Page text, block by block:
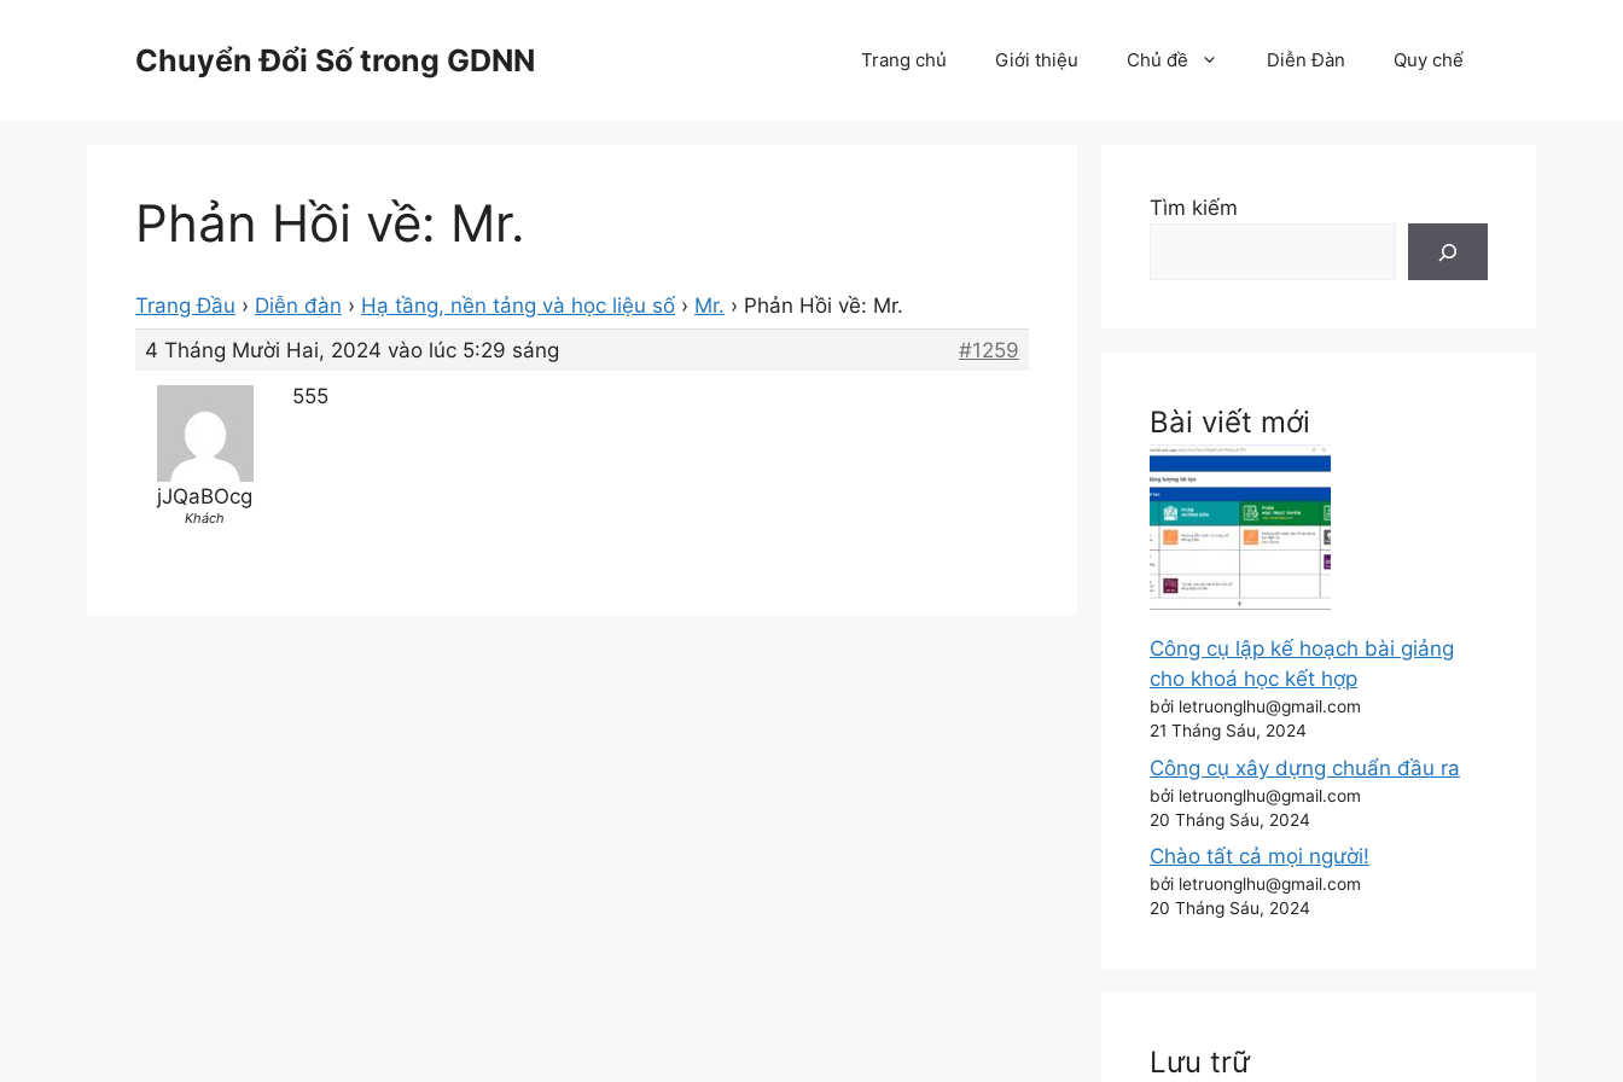
Chuyển Đổi Số trong GDNN Trang chủ Giới thiệu Chủ đề Diễn Đàn Quy chế
Phản Hồi về: Mr.
Trang Đầu › Diễn đàn › Hạ tầng, nền tảng và học liệu số › Mr. › Phản Hồi về: Mr.
4 Tháng Mười Hai, 2024 vào lúc 5:29 sáng
#1259
jJQaBOcg
Khách
555
Tìm kiếm
Bài viết mới
Công cụ lập kế hoạch bài giảng
cho khoá học kết hợp
bởi letruonglhu@gmail.com
21 Tháng Sáu, 2024
Công cụ xây dựng chuẩn đầu ra
bởi letruonglhu@gmail.com
20 Tháng Sáu, 2024
Chào tất cả mọi người!
bởi letruonglhu@gmail.com
20 Tháng Sáu, 2024
Lưu trữ